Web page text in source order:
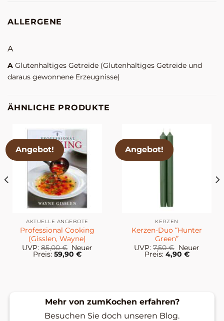
ALLERGENE
A
A Glutenhaltiges Getreide (Glutenhaltiges Getreide und
daraus gewonnene Erzeugnisse)
ÄHNLICHE PRODUKTE
Angebot!
AKTUELLE ANGEBOTE
Professional Cooking
(Gisslen, Wayne)
UVP: 85,00€ Ursprünglicher
Preis
Neuer
Preis: 59,90 €Aktueller
Angebot!
KERZEN
Kerzen-Duo “Hunter
Green”
UVP: 7,50€
Preis
Neuer
Preis: 4,90 €Aktueller
Mehr von zumKochen erfahren?
Besuchen Sie doch unseren Blog.